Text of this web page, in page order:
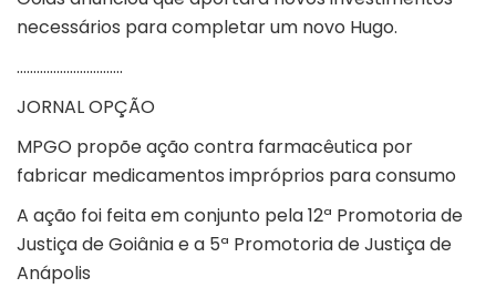
necessários para completar um novo Hugo.
…………………………..
JORNAL OPÇÃO
MPGO propõe ação contra farmacêutica por
fabricar medicamentos impróprios para consumo
A ação foi feita em conjunto pela 12ª Promotoria de
Justiça de Goiânia e a 5ª Promotoria de Justiça de
Anápolis